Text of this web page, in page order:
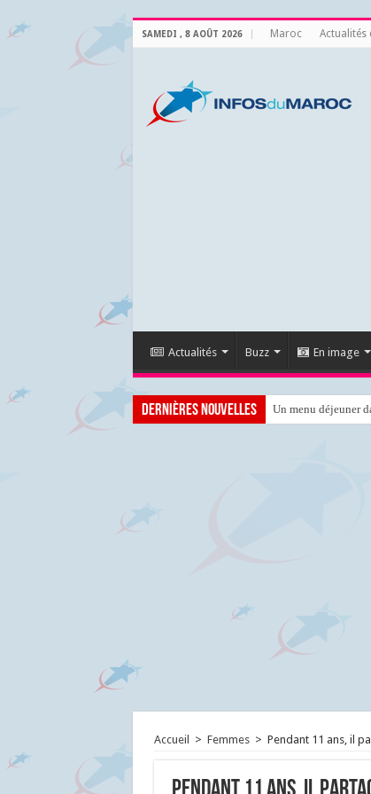
SAMEDI , 8 AOÛT 2026 Maroc Actualités
Actualités Buzz En image
Dernières nouvelles Un menu déjeuner
Accueil > Femmes > Pendant 11 ans, il